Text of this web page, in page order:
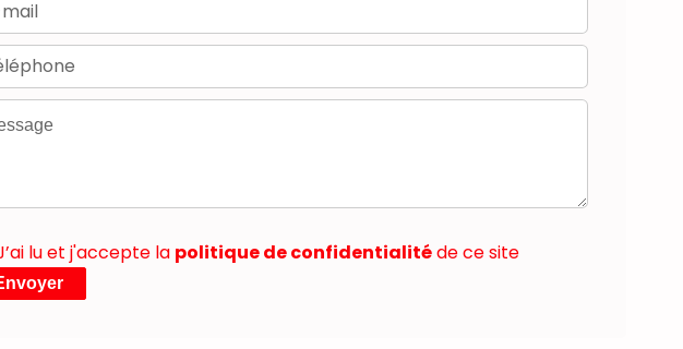
lu et j'accepte la politique de confidentialitéde ce site